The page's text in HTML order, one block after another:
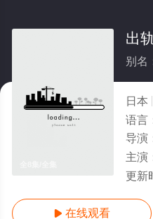
出
别名
日本
语言
导演
主演
更新
 在线观看